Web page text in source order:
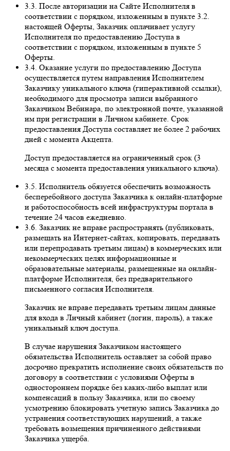
3.3. После авторизации на Сайте Исполнителя в
соответствии с порядком, изложенным в пункте 3.2.
настоящей Оферты, Заказчик оплачивает услугу
Исполнителя по предоставлению Доступа в
соответствии с порядком, изложенным в пункте 5
Оферты.
3.4. Оказание услуги по предоставлению Доступа
осуществляется путем направления Исполнителем
Заказчику уникального ключа (гиперактивной ссылки),
необходимого для просмотра записи выбранного
Заказчиком Вебинара, по электронной почте, указанной
им при регистрации в Личном кабинете. Срок
предоставления Доступа составляет не более 2 рабочих
дней с момента Акцепта.
Доступ предоставляется на ограниченный срок (3
месяца с момента предоставления уникального ключа).
3.5. Исполнитель обязуется обеспечить возможность
бесперебойного доступа Заказчика к онлайн-платформе
и работоспособность всей инфраструктуры портала в
течение 24 часов ежедневно.
3.6. Заказчик не вправе распространять (публиковать,
размещать на Интернет-сайтах, копировать, передавать
или перепродавать третьим лицам) в коммерческих или
некоммерческих целях информационные и
образовательные материалы, размещенные на онлайн-
платформе Исполнителя, без предварительного
письменного согласия Исполнителя.
Заказчик не вправе передавать третьим лицам данные
для входа в Личный кабинет (логин, пароль), а также
уникальный ключ доступа.
В случае нарушения Заказчиком настоящего
обязательства Исполнитель оставляет за собой право
досрочно прекратить исполнение своих обязательств по
договору в соответствии с условиями Оферты в
одностороннем порядке без каких-либо выплат или
компенсаций в пользу Заказчика, или по своему
усмотрению блокировать учетную запись Заказчика до
устранения соответствующих нарушений, а также
требовать возмещения причиненного действиями
Заказчика ущерба.